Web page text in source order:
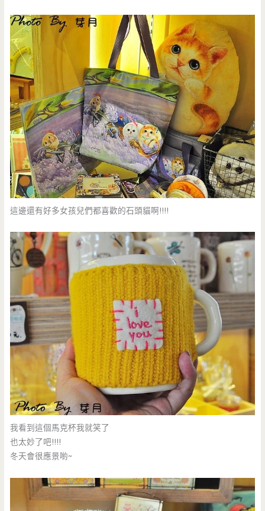
這邊還有好多女孩兒們都喜歡的石頭貓啊!!!!
我看到這個馬克杯我就笑了
也太妙了吧!!!!
冬天會很應景喲~